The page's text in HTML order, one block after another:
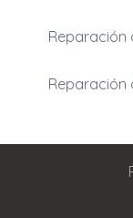
Reparación
Reparación